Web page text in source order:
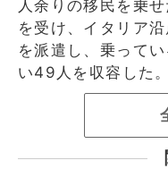
人余りの移民を乗
を受け、イタリア
を派遣し、乗って
い49人を収容した。